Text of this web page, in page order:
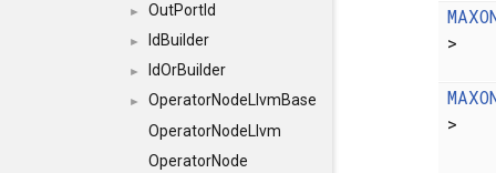
► OutPortId
► IdBuilder
► IdOrBuilder
►
OperatorNodeLlvmBase
OperatorNodeLlvm
OperatorNode
>
>